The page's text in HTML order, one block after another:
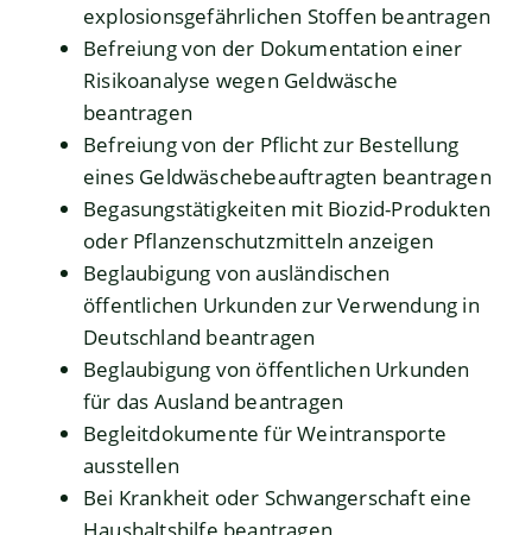
explosionsgefährlichen Stoffen beantragen
Befreiung von der Dokumentation einer
Risikoanalyse wegen Geldwäsche
beantragen
Befreiung von der Pflicht zur Bestellung
eines Geldwäschebeauftragten beantragen
Begasungstätigkeiten mit Biozid-Produkten
oder Pflanzenschutzmitteln anzeigen
Beglaubigung von ausländischen
öffentlichen Urkunden zur Verwendung in
Deutschland beantragen
Beglaubigung von öffentlichen Urkunden
für das Ausland beantragen
Begleitdokumente für Weintransporte
ausstellen
Bei Krankheit oder Schwangerschaft eine